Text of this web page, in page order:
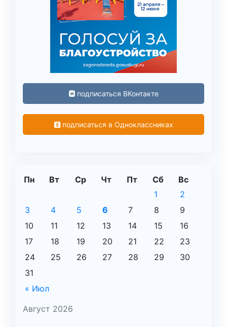
подписаться ВКонтакте
подписаться в Одноклассниках
Август 2026
Пн Вт Ср Чт Пт Сб Вс
« Июл
1
2
3
4 5 6 7 8
9
10
11 12 13 14 15
16
17
18 19 20 21 22
23
24
25 26 27 28 29
30
31